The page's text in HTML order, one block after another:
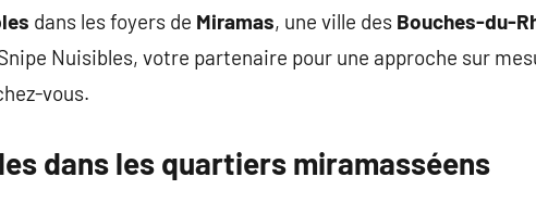
dans les foyers de Miramas, une ville des Bouches-du-
Nuisibles, votre partenaire pour une approche sur
vous.
dans les quartiers miramasséens